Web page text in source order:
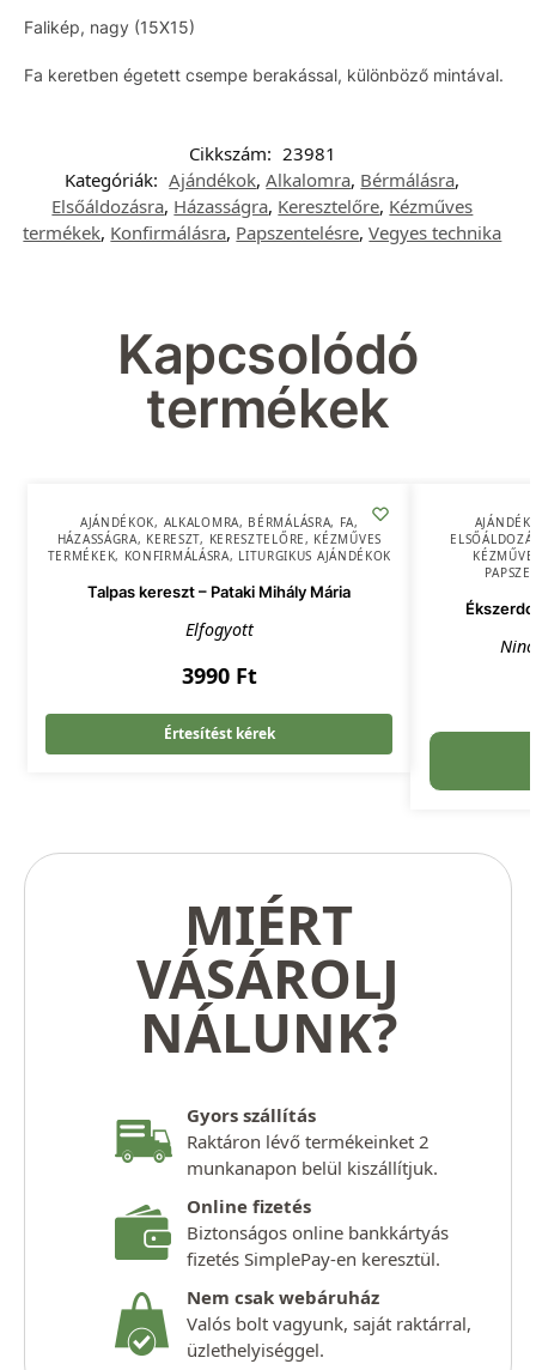
Falikép, nagy (15X15)
Fa keretben égetett csempe berakással, különböző mintával.
Cikkszám: 23981
Kategóriák: Ajándékok,Alkalomra, Bérmálásra,
Elsőáldozásra, Házasságra, Keresztelőre, Kézműves
termékek, Konfirmálásra, Papszentelésre,Vegyes technika
Kapcsolódó
termékek
AJÁNDÉKOK, ALKALOMRA, BÉRMÁLÁSRA, FA,
HÁZASSÁGRA, KERESZT, KERESZTELŐRE, KÉZMŰVES
TERMÉKEK, KONFIRMÁLÁSRA, LITURGIKUS AJÁNDÉKOK
Talpas kereszt – Pataki Mihály Mária
Elfogyott
3990 Ft
Értesítést kérek
MIÉRT
VÁSÁROLJ
NÁLUNK?
Gyors szállítás
Raktáron lévő termékeinket 2
munkanapon belül kiszállítjuk.
Online fizetés
Biztonságos online bankkártyás
fizetés SimplePay-en keresztül.
Nem csak webáruház
Valós bolt vagyunk, saját raktárral,
üzlethelyiséggel.